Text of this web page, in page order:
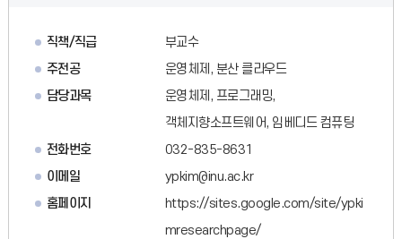
직책/직급
부교수
주전공
운영체제, 분산 클라우드
담당과목
운영체제, 프로그래밍,
객체지향소프트웨어, 임베디드 컴퓨팅
전화번호
032-835-8631
이메일
ypkim@inu.ac.kr
홈페이지
https://sites.google.com/site/ypki
mresearchpage/